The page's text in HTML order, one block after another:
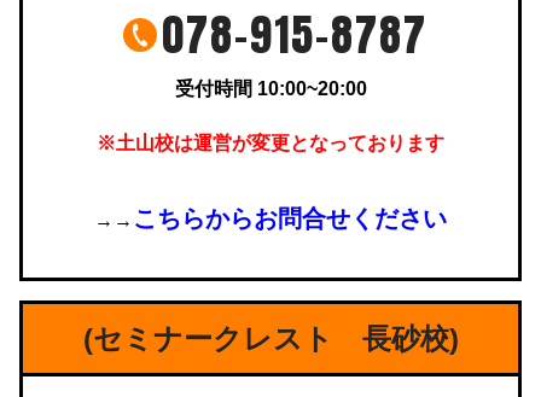
078-915-8787
受付時間 10:00~20:00
※土山校は運営が変更となっております
→→ こちらからお問合せください
(セミナークレスト 長砂校)